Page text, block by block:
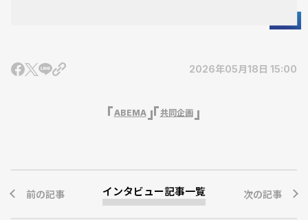
2026年05月18日 15:00
ABEMA 共同企画
前の記事 インタビュー記事一覧 次の記事